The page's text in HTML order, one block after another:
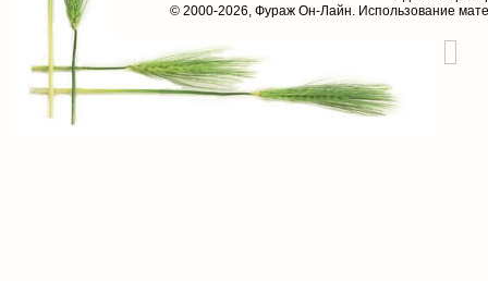
© 2000-2026, Фураж Он-Лайн. Использование